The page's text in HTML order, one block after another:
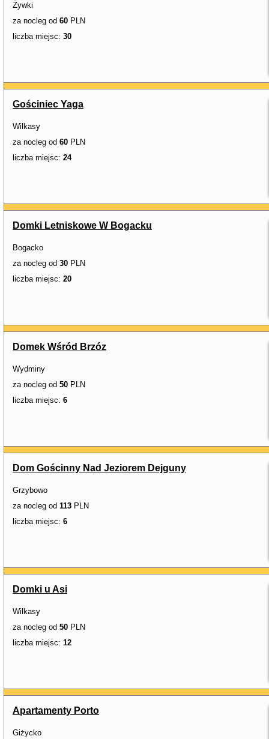
Żywki
za nocleg od 60 PLN
liczba miejsc: 30
Gościniec Yaga
Wilkasy
za nocleg od 60 PLN
liczba miejsc: 24
Domki Letniskowe W Bogacku
Bogacko
za nocleg od 30 PLN
liczba miejsc: 20
Domek Wśród Brzóz
Wydminy
za nocleg od 50 PLN
liczba miejsc: 6
Dom Gościnny Nad Jeziorem Dejguny
Grzybowo
za nocleg od 113 PLN
liczba miejsc: 6
Domki u Asi
Wilkasy
za nocleg od 50 PLN
liczba miejsc: 12
Apartamenty Porto
Giżycko